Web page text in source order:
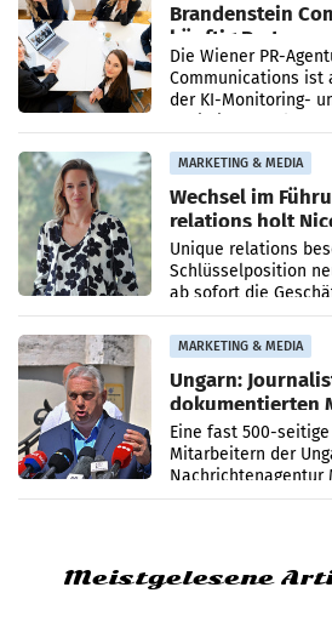
Brandenstein
künftig Partner
Die Wiener PR-
Communications ist
der KI-Monitoring-
MARKETING & MEDIA
Wechsel im
relations holt
Geschäftsleitung
Unique relations
Schlüsselposition
ab sofort die
PR-Agentur an der
Anna Kalina-Mahr.
MARKETING & MEDIA
Ungarn:
dokumentierten
Zensur
Eine fast 500-
Mitarbeitern der
Nachrichtenagentur
systematische
Meistgelesene